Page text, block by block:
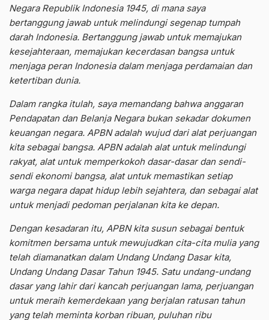
Negara Republik Indonesia 1945, di mana saya
bertanggung jawab untuk melindungi segenap tumpah
darah Indonesia. Bertanggung jawab untuk memajukan
kesejahteraan, memajukan kecerdasan bangsa untuk
menjaga peran Indonesia dalam menjaga perdamaian dan
ketertiban dunia.
Dalam rangka itulah, saya memandang bahwa anggaran
Pendapatan dan Belanja Negara bukan sekadar dokumen
keuangan negara. APBN adalah wujud dari alat perjuangan
kita sebagai bangsa. APBN adalah alat untuk melindungi
rakyat, alat untuk memperkokoh dasar-dasar dan sendi-
sendi ekonomi bangsa, alat untuk memastikan setiap
warga negara dapat hidup lebih sejahtera, dan sebagai alat
untuk menjadi pedoman perjalanan kita ke depan.
Dengan kesadaran itu, APBN kita susun sebagai bentuk
komitmen bersama untuk mewujudkan cita-cita mulia yang
telah diamanatkan dalam Undang Undang Dasar kita,
Undang Undang Dasar Tahun 1945. Satu undang-undang
dasar yang lahir dari kancah perjuangan lama, perjuangan
untuk meraih kemerdekaan yang berjalan ratusan tahun
yang telah meminta korban ribuan, puluhan ribu